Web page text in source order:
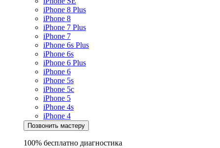
iPhone 8 Plus
iPhone 8
iPhone 7 Plus
iPhone 7
iPhone 6s Plus
iPhone 6s
iPhone 6 Plus
iPhone 6
iPhone 5s
iPhone 5c
iPhone 5
iPhone 4s
iPhone 4
Позвонить мастеру
100% бесплатно диагностика